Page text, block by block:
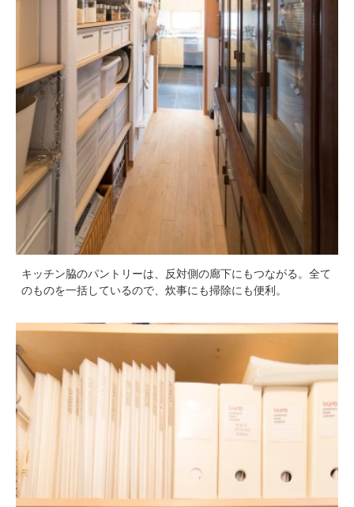
キッチン脇のパントリーは、反対側の廊下にもつながる。全て
のものを一括しているので、炊事にも掃除にも便利。